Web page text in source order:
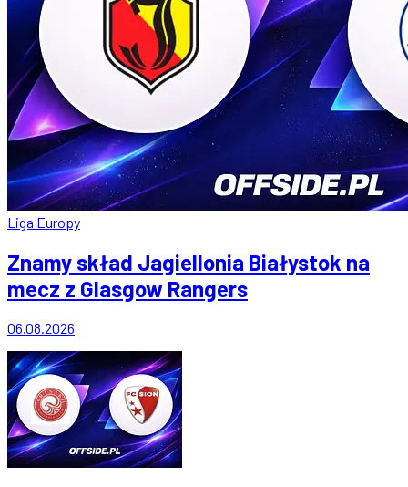
Liga Europy
Znamy skład Jagiellonia Białystok na
mecz z Glasgow Rangers
06.08.2026